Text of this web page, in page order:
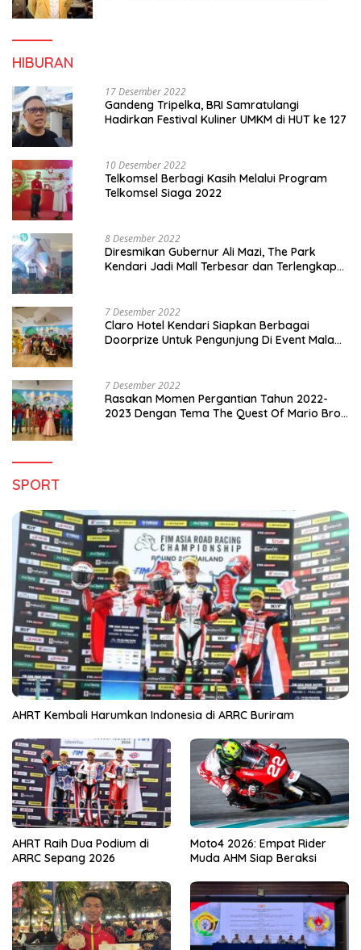
HIBURAN
17 Desember 2022
Gandeng Tripelka, BRI Samratulangi
Hadirkan Festival Kuliner UMKM di HUT ke 127
10 Desember 2022
Telkomsel Berbagi Kasih Melalui Program
Telkomsel Siaga 2022
8 Desember 2022
Diresmikan Gubernur Ali Mazi, The Park
Kendari Jadi Mall Terbesar dan Terlengkap
7 Desember 2022
Claro Hotel Kendari Siapkan Berbagai
Doorprize Untuk Pengunjung Di Event Malam
7 Desember 2022
Rasakan Momen Pergantian Tahun 2022-
2023 Dengan Tema The Quest Of Mario Bros
SPORT
AHRT Kembali Harumkan Indonesia di ARRC Buriram
AHRT Raih Dua Podium di
ARRC Sepang 2026
Moto4 2026: Empat Rider
Muda AHM Siap Beraksi